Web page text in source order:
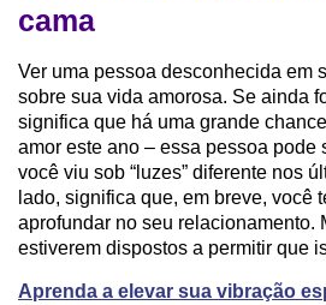
cama
Ver uma pessoa desconhecida em
sobre sua vida amorosa. Se ainda
significa que há uma grande
amor este ano – essa pessoa pode
você viu sob “luzes” diferente nos
lado, significa que, em breve, você
aprofundar no seu relacionamento.
estiverem dispostos a permitir que
Aprenda a elevar sua vibração